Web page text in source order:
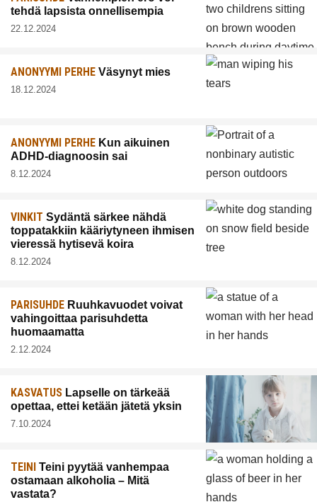
tehdä lapsista onnellisempia
22.12.2024
ANONYYMI PERHE Väsynyt mies
18.12.2024
ANONYYMI PERHE Kun aikuinen
ADHD-diagnoosin sai
8.12.2024
VINKIT Sydäntä särkee nähdä
toppatakkiin kääriytyneen ihmisen
vieressä hytisevä koira
8.12.2024
PARISUHDE Ruuhkavuodet voivat
vahingoittaa parisuhdetta
huomaamatta
2.12.2024
KASVATUS Lapselle on tärkeää
opettaa, ettei ketään jätetä yksin
7.10.2024
TEINI Teini pyytää vanhempaa
ostamaan alkoholia – Mitä
vastata?